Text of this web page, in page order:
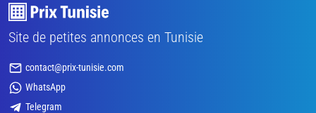
Site de petites annonces en Tunisie
contact@prix-tunisie.com
WhatsApp
Telegram